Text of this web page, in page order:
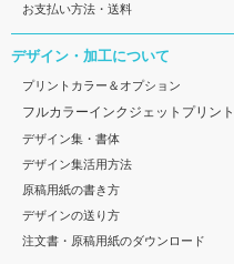
お支払い方法・送料
デザイン・加工について
プリントカラー＆オプション
フルカラーインクジェットプリント
デザイン集・書体
デザイン集活用方法
原稿用紙の書き方
デザインの送り方
注文書・原稿用紙のダウンロード